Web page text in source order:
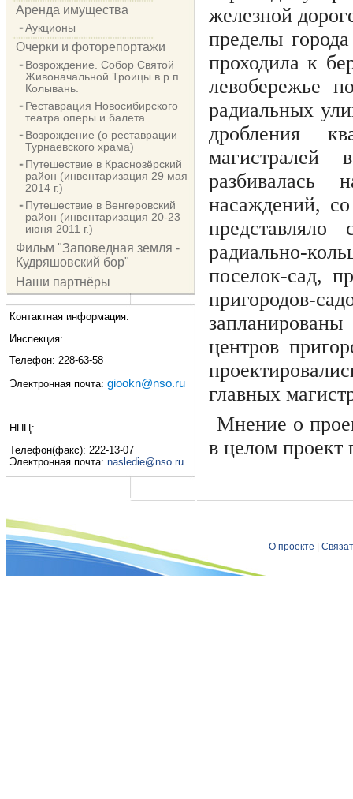
Аренда имущества
Аукционы
Очерки и фоторепортажи
Возрождение. Собор Святой
Живоначальной Троицы в р.п.
Колывань.
Реставрация Новосибирского
театра оперы и балета
Возрождение (о реставрации
Турнаевского храма)
Путешествие в Краснозёрский
район (инвентаризация 29 мая
2014 г.)
Путешествие в Венгеровский
район (инвентаризация 20-23
июня 2011 г.)
Фильм "Заповедная земля -
Кудряшовский бор"
Наши партнёры
Контактная информация:
Инспекция:
Телефон: 228-63-58
Электронная почта: giookn@nso.ru
НПЦ:
Телефон(факс): 222-13-07
Электронная почта: nasledie@nso.ru
железной
пределы
проходила к
левобережье
радиальных
дробления
магистралей
насаждений,
радиально-
поселок-сад,
пригородов-
центров
главных
Мнение о
в целом проект
О проекте